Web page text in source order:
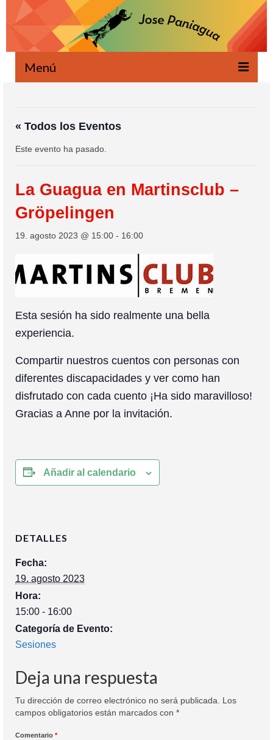
Menú
Novedades
Escrito
Proyectos
Ecología
Colaboración
« Todos los Eventos
Este evento ha pasado.
La Guagua en Martinsclub –
Gröpelingen
19. agosto 2023 @ 15:00 - 16:00
Esta sesión ha sido realmente una bella
experiencia.
Compartir nuestros cuentos con personas con
diferentes discapacidades y ver como han
disfrutado con cada cuento ¡Ha sido maravilloso!
Gracias a Anne por la invitación.
Añadir al calendario
DETALLES
Fecha:
19. agosto 2023
Hora:
15:00 - 16:00
Categoría de Evento:
Sesiones
Deja una respuesta
Tu dirección de correo electrónico no será publicada.
Los
campos obligatorios están marcados con *
Comentario *